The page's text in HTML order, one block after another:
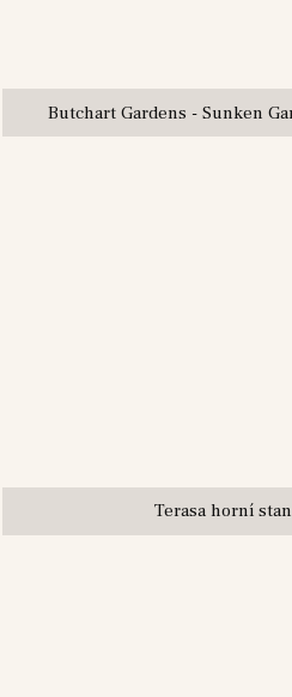
Butchart Gardens - Sunken
Terasa horní